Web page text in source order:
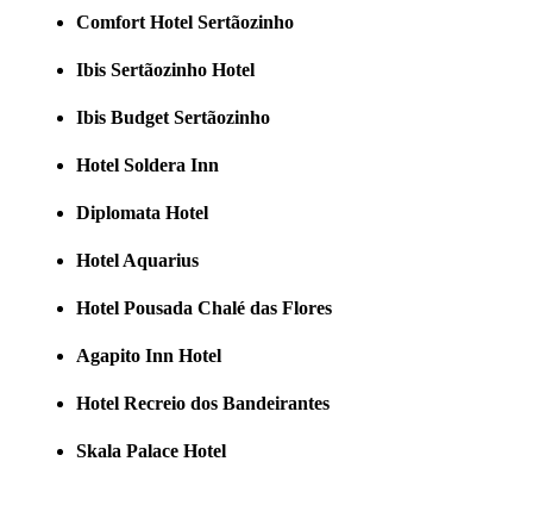
Comfort Hotel Sertãozinho
Ibis Sertãozinho Hotel
Ibis Budget Sertãozinho
Hotel Soldera Inn
Diplomata Hotel
Hotel Aquarius
Hotel Pousada Chalé das Flores
Agapito Inn Hotel
Hotel Recreio dos Bandeirantes
Skala Palace Hotel